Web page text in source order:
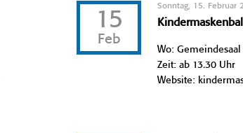
15
Feb
Sonntag, 15. Februar
Wo: Gemeindesaal
Zeit: ab 13.30 Uhr
Website: